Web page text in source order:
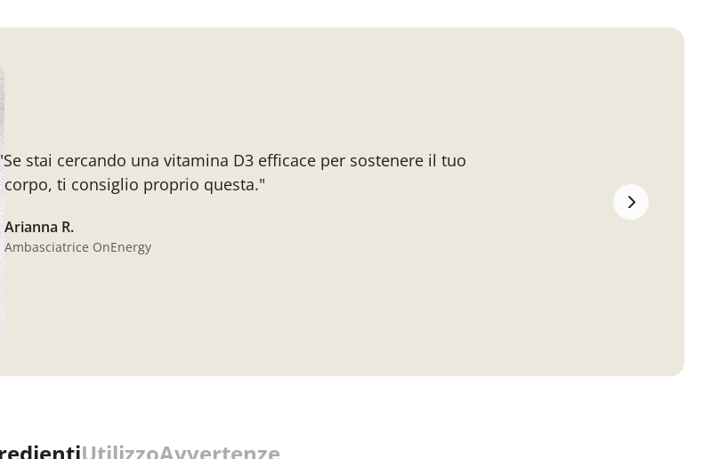
stai cercando una vitamina D3 efficace per sostenere il tuo
corpo, ti consiglio proprio questa."
Arianna R.
Ambasciatrice OnEnergy